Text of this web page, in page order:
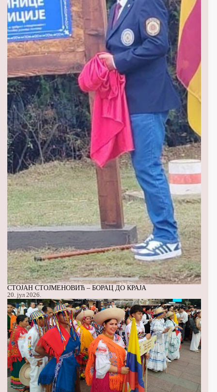
СТОЈАН СТОЈМЕНОВИЋ – БОРАЦ ДО КРАЈА
20. јул 2026.